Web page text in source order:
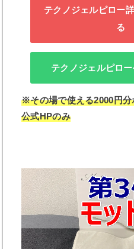
テクノジェルピロー
る
テクノジェルピロ
※その場で使える2000円分
公式HPのみ